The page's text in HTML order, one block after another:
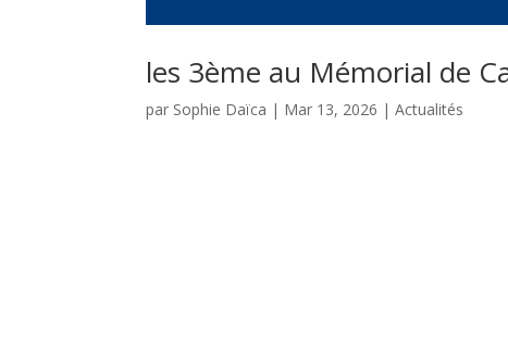
les 3ème au Mémorial de
par Sophie Daïca | Mar 13, 2026 |Actualités